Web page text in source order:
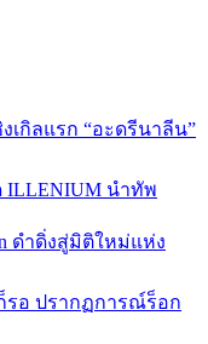
กิลแรก “อะดรีนาลีน”
ILLENIUM นำทัพ
ดำดิ่งสู่มิติใหม่แห่ง
รอ ปรากฏการณ์ร็อก